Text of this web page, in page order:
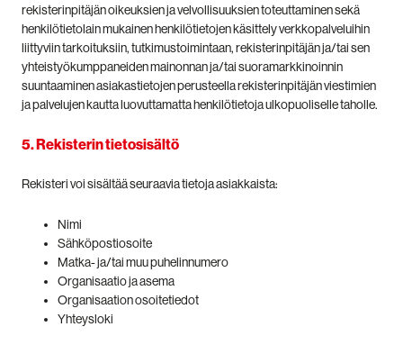
rekisterinpitäjän oikeuksien ja velvollisuuksien toteuttaminen sekä
henkilötietolain mukainen henkilötietojen käsittely verkkopalveluihin
liittyviin tarkoituksiin, tutkimustoimintaan, rekisterinpitäjän ja/tai sen
yhteistyökumppaneiden mainonnan ja/tai suoramarkkinoinnin
suuntaaminen asiakastietojen perusteella rekisterinpitäjän viestimien
ja palvelujen kautta luovuttamatta henkilötietoja ulkopuoliselle taholle.
5. Rekisterin tietosisältö
Rekisteri voi sisältää seuraavia tietoja asiakkaista:
Nimi
Sähköpostiosoite
Matka- ja/tai muu puhelinnumero
Organisaatio ja asema
Organisaation osoitetiedot
Yhteysloki